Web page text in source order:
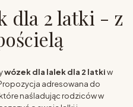
dla 2 latki - z
wózek dla lalek dla 2 latkiw
adresowana do
naśladując rodziców w